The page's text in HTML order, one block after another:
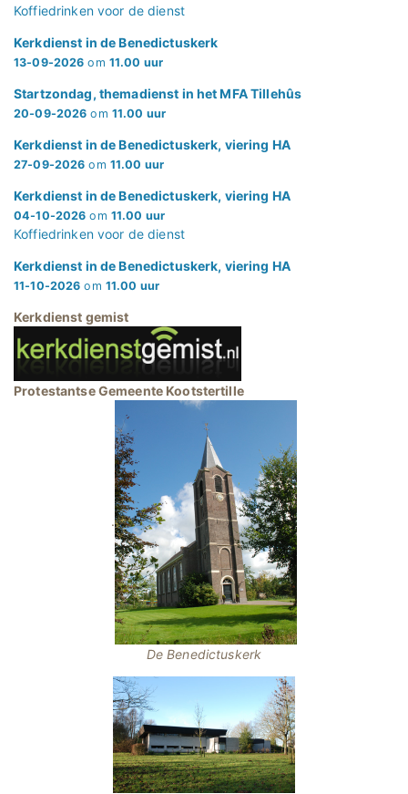
Koffiedrinken voor de dienst
Kerkdienst in de Benedictuskerk
13-09-2026 om 11.00 uur
Startzondag, themadienst in het MFA Tillehûs
20-09-2026 om 11.00 uur
Kerkdienst in de Benedictuskerk, viering HA
27-09-2026 om 11.00 uur
Kerkdienst in de Benedictuskerk, viering HA
04-10-2026 om 11.00 uur
Koffiedrinken voor de dienst
Kerkdienst in de Benedictuskerk, viering HA
11-10-2026 om 11.00 uur
Kerkdienst gemist
Protestantse Gemeente Kootstertille
.
De Benedictuskerk